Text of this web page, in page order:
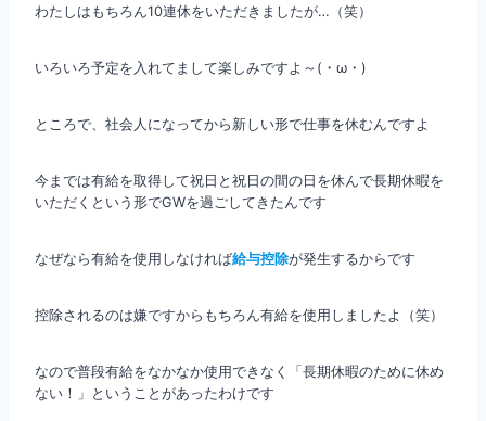
わたしはもちろん10連休をいただきましたが…（笑）
いろいろ予定を入れてまして楽しみですよ～(・ω・)
ところで、社会人になってから新しい形で仕事を休むんですよ
今までは有給を取得して祝日と祝日の間の日を休んで長期休暇を
いただくという形でGWを過ごしてきたんです
なぜなら有給を使用しなければ給与控除が発生するからです
控除されるのは嫌ですからもちろん有給を使用しましたよ（笑）
なので普段有給をなかなか使用できなく「長期休暇のために休め
ない！」ということがあったわけです